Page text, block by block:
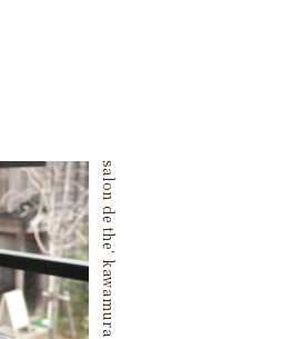
salon de the’ kawamura